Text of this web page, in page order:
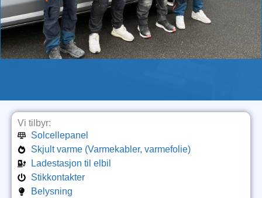
Vi tilbyr:
Solcellepanel
Skjult varme (Varmekabler, varmefolie)
Ladestasjon til elbil
Stikkontakter
Belysning